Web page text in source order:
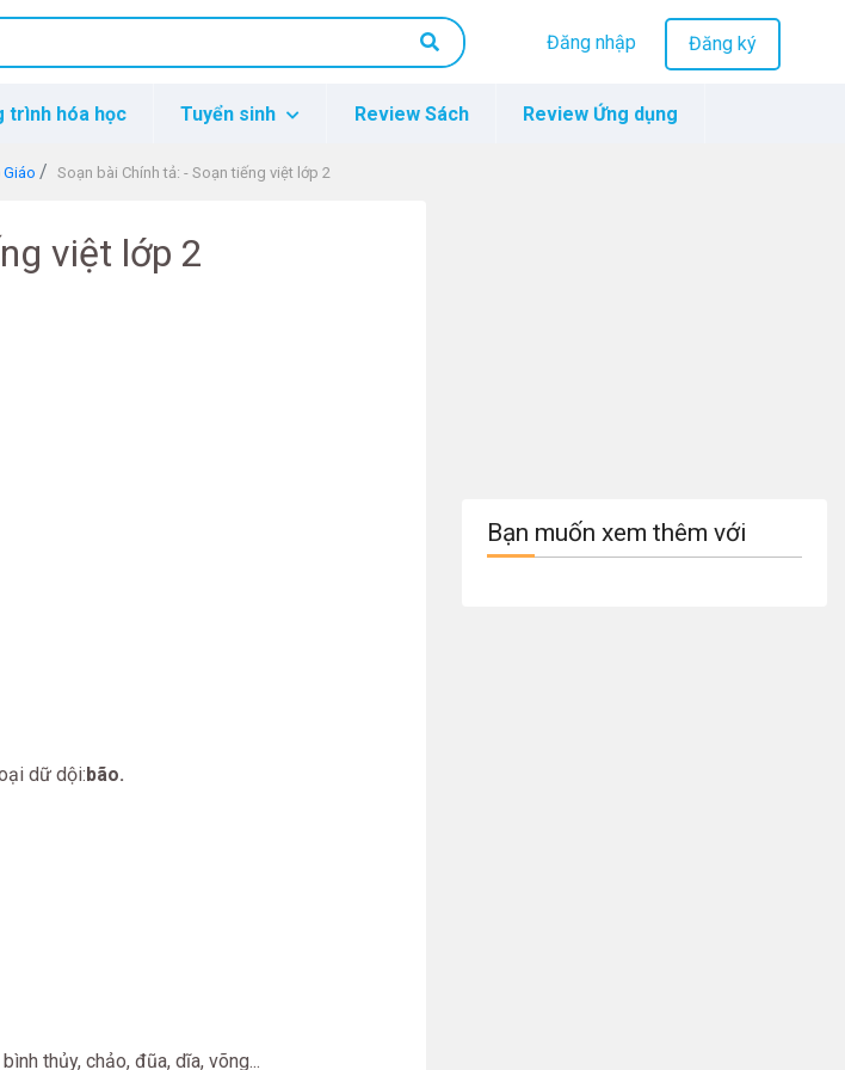
Đăng nhập Đăng ký
trình hóa học Tuyển sinh Review Sách Review Ứng dụng
Soạn bài Chính tả: - Soạn tiếng việt lớp 2
việt lớp 2
dữ dội:bão.
thủy, chảo, đũa, dĩa, võng...
Bạn muốn xem thêm với